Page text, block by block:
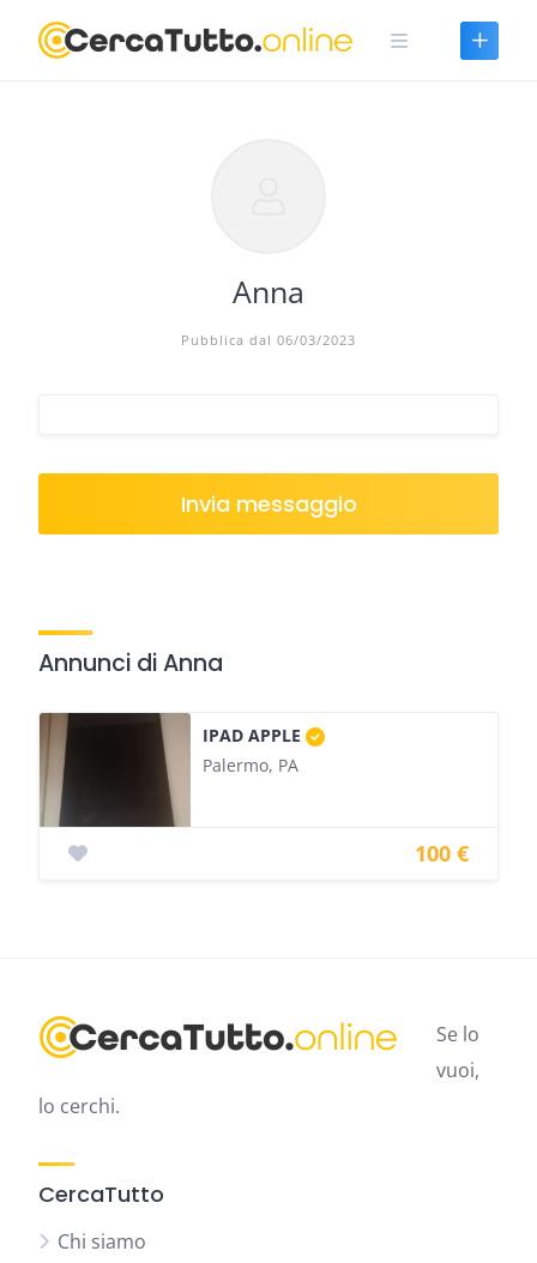
Anna
Pubblica dal 06/03/2023
Invia messaggio
Annunci di Anna
IPAD APPLE
Palermo, PA
100 €
Se lo
vuoi,
lo cerchi.
CercaTutto
Chi siamo